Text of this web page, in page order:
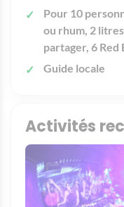
Pour 10
ou rhum, 2
partager, 6 Red
Guide locale
Activités